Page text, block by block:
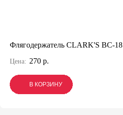
Флягодержатель CLARK'S BC-18
Цена: 270 р.
В КОРЗИНУ
В КОРЗИНУ
В КОРЗИНУ